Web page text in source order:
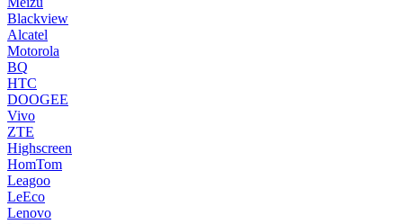
Blackview
Alcatel
Motorola
BQ
HTC
DOOGEE
Vivo
ZTE
Highscreen
HomTom
Leagoo
LeEco
Lenovo